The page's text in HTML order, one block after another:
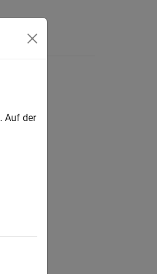
Auf der